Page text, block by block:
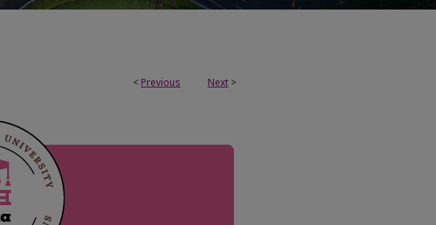
< Previous Next >